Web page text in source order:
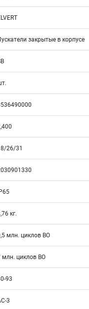
закрытые в корпусе
26/31
IP65
кг.
млн. циклов ВО
млн. циклов ВО
93
3